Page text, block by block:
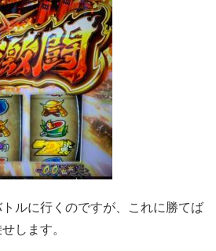
ルに行くのですが、これに勝てば
します。